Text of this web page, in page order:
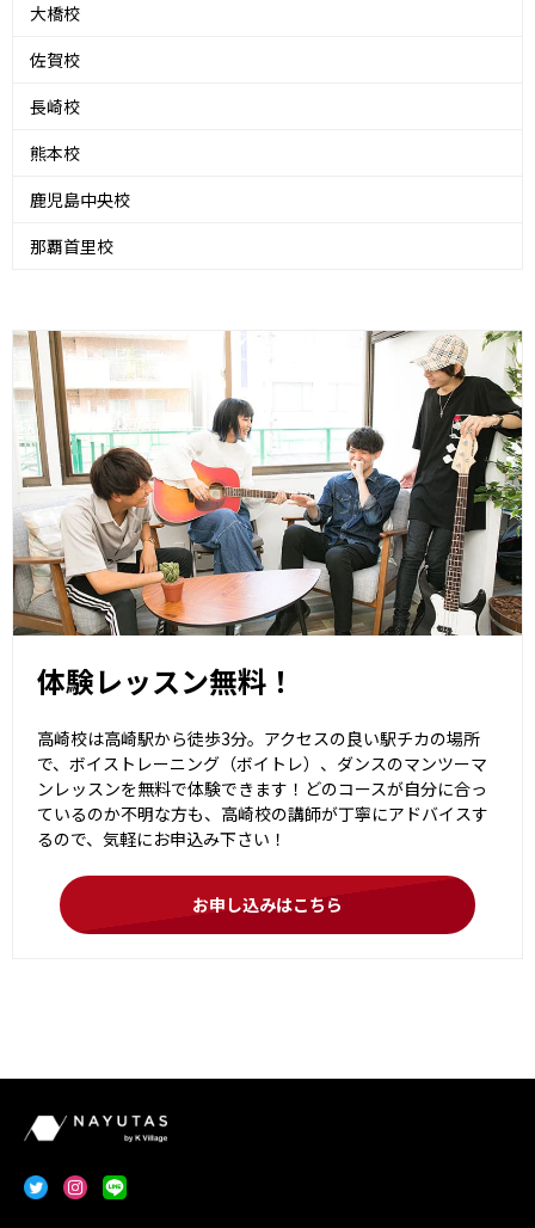
大橋校
佐賀校
長崎校
熊本校
鹿児島中央校
那覇首里校
体験レッスン無料！
高崎校は高崎駅から徒歩3分。アクセスの良い駅チカの場所
で、ボイストレーニング（ボイトレ）、ダンスのマンツーマ
ンレッスンを無料で体験できます！どのコースが自分に合っ
ているのか不明な方も、高崎校の講師が丁寧にアドバイスす
るので、気軽にお申込み下さい！
お申し込みはこちら